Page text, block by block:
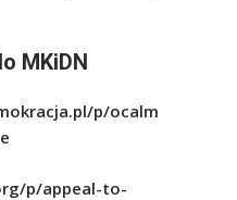
MKiDN
p/ocalm
p/appeal-to-